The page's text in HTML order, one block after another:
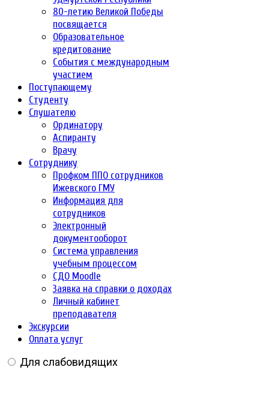
80-летию Великой Победы
посвящается
Образовательное
кредитование
События с международным
участием
Поступающему
Студенту
Слушателю
Ординатору
Аспиранту
Врачу
Сотруднику
Профком ППО сотрудников
Ижевского ГМУ
Информация для
сотрудников
Электронный
документооборот
Система управления
учебным процессом
СДО Moodle
Заявка на справки о доходах
Личный кабинет
преподавателя
Экскурсии
Оплата услуг
Для слабовидящих